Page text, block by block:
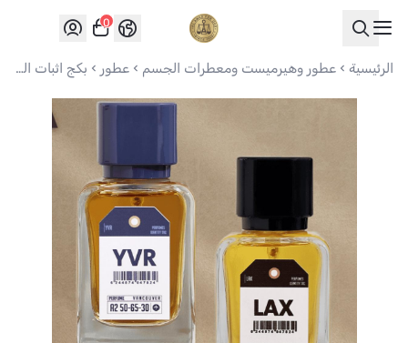
العواد للعود
0
الرئيسية عطور وهيرميست ومعطرات الجسم عطور بكج اثبات الحضور